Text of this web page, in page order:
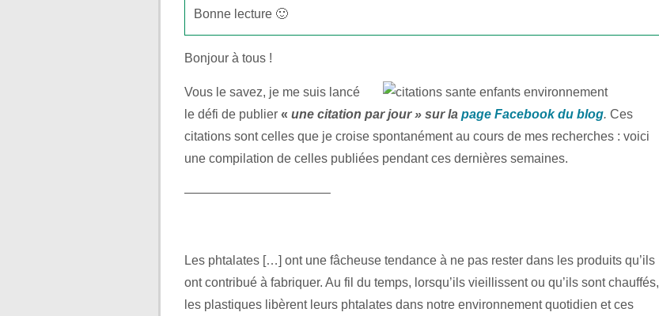
Bonne lecture 🙂
Bonjour à tous !
Vous le savez, je me suis lancé
le défi de publier « une citation par jour » sur la page Facebook du blog. Ces
citations sont celles que je croise spontanément au cours de mes recherches : voici
une compilation de celles publiées pendant ces dernières semaines.
———————————–
Les phtalates […] ont une fâcheuse tendance à ne pas rester dans les produits qu’ils
ont contribué à fabriquer. Au fil du temps, lorsqu’ils vieillissent ou qu’ils sont chauffés,
les plastiques libèrent leurs phtalates dans notre environnement quotidien et ces